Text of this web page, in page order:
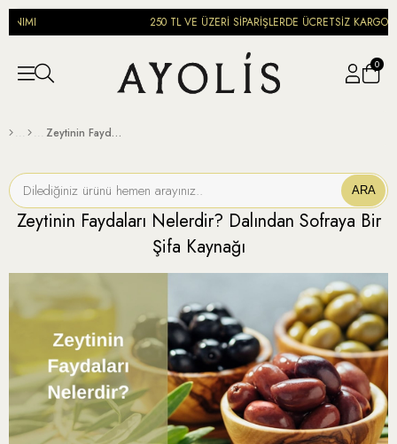
250 TL VE ÜZERİ SİPARİŞLERDE ÜCRETSİZ KARGO
0
Zeytinin Faydaları Nelerdir? Dalından Sofraya Bir Şifa Kaynağı
ARA
Zeytinin Faydaları Nelerdir? Dalından Sofraya Bir
Şifa Kaynağı